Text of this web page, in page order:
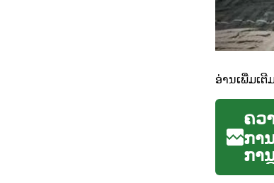
ອ່ານເພີ່ມເຕີ
ຄວ
ກາ
ກາ
ອະ